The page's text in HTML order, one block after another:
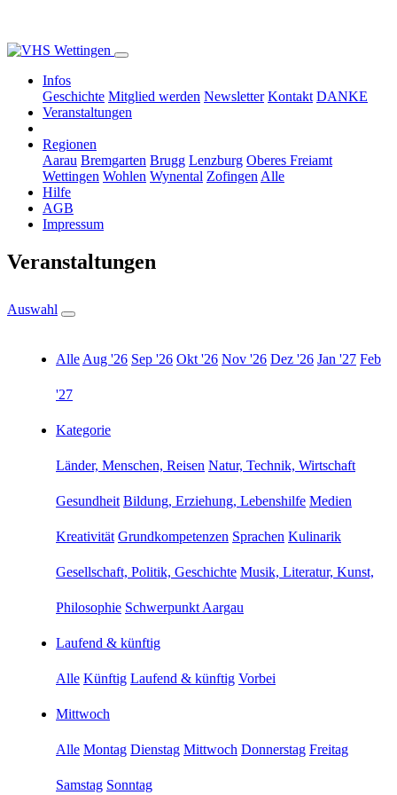
Infos
Geschichte Mitglied werden Newsletter Kontakt DANKE
Veranstaltungen
Regionen
Aarau Bremgarten Brugg Lenzburg Oberes Freiamt
Wettingen Wohlen Wynental Zofingen Alle
Hilfe
AGB
Impressum
Veranstaltungen
Auswahl
Alle Aug '26 Sep '26 Okt '26 Nov '26 Dez '26 Jan '27 Feb
'27
Kategorie
Länder, Menschen, Reisen Natur, Technik, Wirtschaft
Gesundheit Bildung, Erziehung, Lebenshilfe Medien
Kreativität Grundkompetenzen Sprachen Kulinarik
Gesellschaft, Politik, Geschichte Musik, Literatur, Kunst,
Philosophie Schwerpunkt Aargau
Laufend & künftig
Alle Künftig Laufend & künftig Vorbei
Mittwoch
Alle Montag Dienstag Mittwoch Donnerstag Freitag
Samstag Sonntag